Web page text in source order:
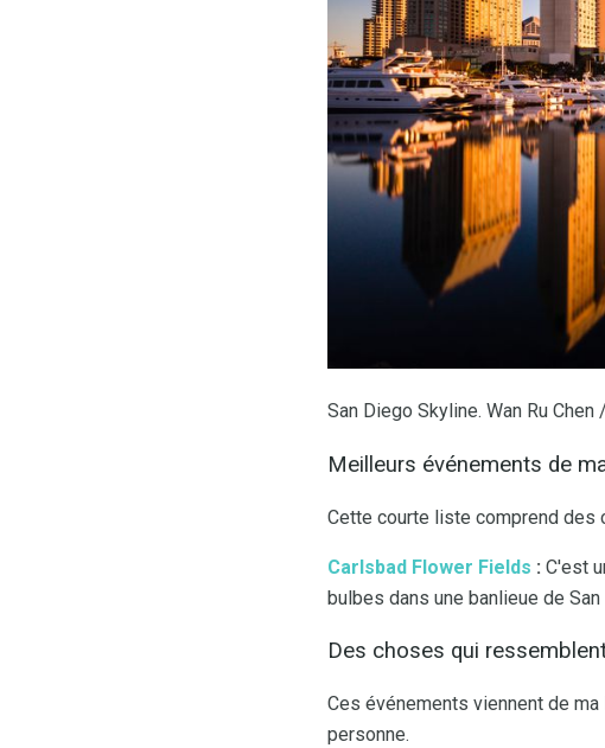
San Diego Skyline. Wan Ru
Meilleurs événements de
Cette courte liste comprend des
Carlsbad Flower Fields : C'est
bulbes dans une banlieue de
Des choses qui
Ces événements viennent de
personne.